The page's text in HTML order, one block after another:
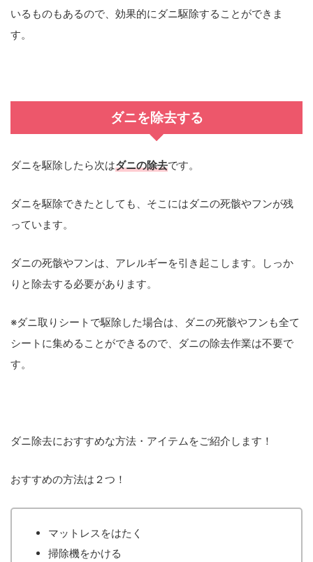
いるものもあるので、効果的にダニ駆除することができま
す。
ダニを除去する
ダニを駆除したら次はダニの除去です。
ダニを駆除できたとしても、そこにはダニの死骸やフンが残
っています。
ダニの死骸やフンは、アレルギーを引き起こします。しっか
りと除去する必要があります。
※ダニ取りシートで駆除した場合は、ダニの死骸やフンも全て
シートに集めることができるので、ダニの除去作業は不要で
す。
ダニ除去におすすめな方法・アイテムをご紹介します！
おすすめの方法は２つ！
マットレスをはたく
掃除機をかける